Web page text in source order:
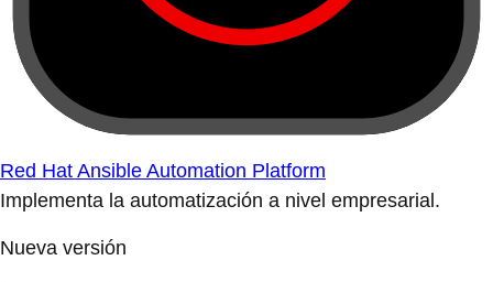
Red Hat Ansible Automation Platform
Implementa la automatización a nivel empresarial.
Nueva versión